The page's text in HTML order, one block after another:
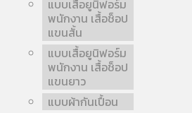
แบบเสื้อยูนิฟอร์ม
พนักงาน เสื้อช็อป
แขนสั้น
แบบเสื้อยูนิฟอร์ม
พนักงาน เสื้อช็อป
แขนยาว
แบบผ้ากันเปื้อน